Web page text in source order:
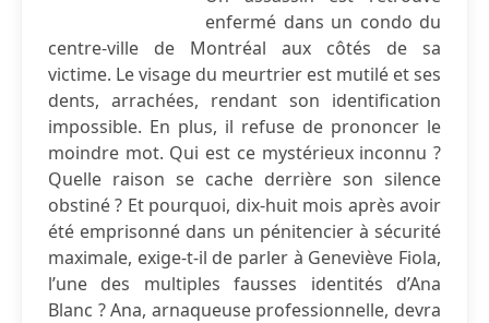
enfermé dans un condo du
centre-ville de Montréal aux côtés de sa
victime. Le visage du meurtrier est mutilé et ses
dents, arrachées, rendant son identification
impossible. En plus, il refuse de prononcer le
moindre mot. Qui est ce mystérieux inconnu ?
Quelle raison se cache derrière son silence
obstiné ? Et pourquoi, dix-huit mois après avoir
été emprisonné dans un pénitencier à sécurité
maximale, exige-t-il de parler à Geneviève Fiola,
l’une des multiples fausses identités d’Ana
Blanc ? Ana, arnaqueuse professionnelle, devra